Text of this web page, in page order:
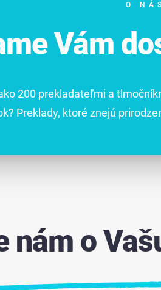
O NÁS
Vám
200 prekladateľmi a
Preklady, ktoré znejú
nám o